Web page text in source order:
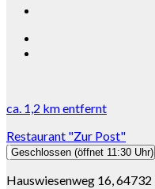
ca. 1,2 kmentfernt
Restaurant "Zur Post"
Geschlossen (öffnet 11:30 Uhr)
Hauswiesenweg 16,